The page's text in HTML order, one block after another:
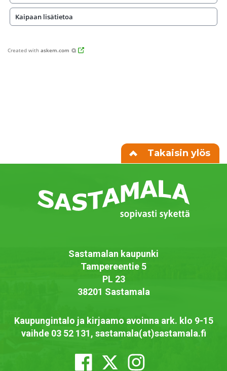
Kaipaan lisätietoa
Created with askem.com
Takaisin ylös
Sastamalan kaupunki
Tampereentie 5
PL 23
38201 Sastamala
Kaupungintalo ja kirjaamo avoinna ark. klo 9-15
vaihde 03 52 131, sastamala(at)sastamala.fi